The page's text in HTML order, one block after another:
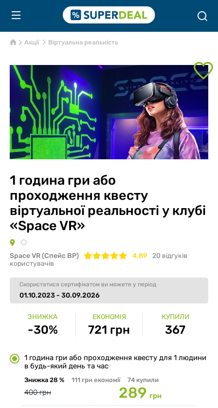
Акції Віртуальна реальність
1 година гри або
проходження квесту
віртуальної реальності у клубі
«Space VR»
Space VR (Спейс ВР) 4.89 20 відгуків
користувачів
Скористатися сертифікатом ви можете у період
01.10.2023 - 30.09.2026
ЗНИЖКА
-30%
ЕКОНОМІЯ
721 грн
КУПИЛИ
367
1 година гри або проходження квесту для 1 людини
в будь-який день та час
Знижка 28 % 111 грн економії 74 купили
400 грн 289 грн